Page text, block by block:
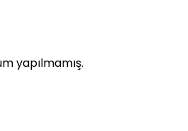
yapılmamış.